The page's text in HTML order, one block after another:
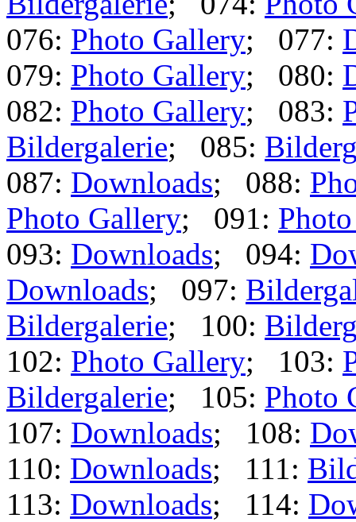
076: Photo Gallery; 077:
079: Photo Gallery; 080:
082: Photo Gallery; 083:
Bildergalerie; 085:
087: Downloads; 088:
Photo Gallery; 091:
093: Downloads; 094:
Downloads; 097:
Bildergalerie; 100:
102: Photo Gallery; 103:
Bildergalerie; 105: Photo
107: Downloads; 108:
110: Downloads; 111:
113: Downloads; 114: